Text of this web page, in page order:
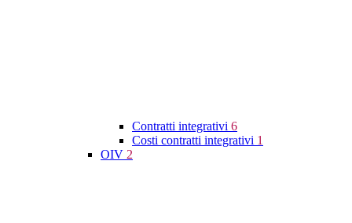
Contratti integrativi 6
Costi contratti integrativi 1
OIV 2